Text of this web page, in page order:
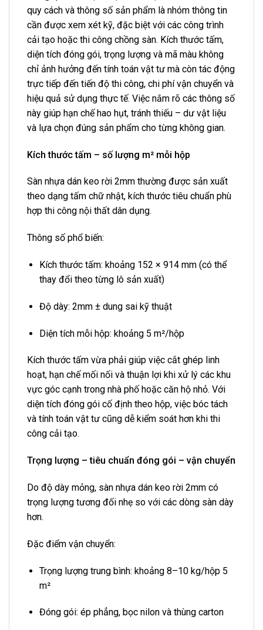
quy cách và thông số sản phẩm là nhóm thông tin
cần được xem xét kỹ, đặc biệt với các công trình
cải tạo hoặc thi công chồng sàn. Kích thước tấm,
diện tích đóng gói, trọng lượng và mã màu không
chỉ ảnh hưởng đến tính toán vật tư mà còn tác động
trực tiếp đến tiến độ thi công, chi phí vận chuyển và
hiệu quả sử dụng thực tế. Việc nắm rõ các thông số
này giúp hạn chế hao hụt, tránh thiếu – dư vật liệu
và lựa chọn đúng sản phẩm cho từng không gian.
Kích thước tấm – số lượng m² mỗi hộp
Sàn nhựa dán keo rời 2mm thường được sản xuất
theo dạng tấm chữ nhật, kích thước tiêu chuẩn phù
hợp thi công nội thất dân dụng.
Thông số phổ biến:
Kích thước tấm: khoảng 152 × 914 mm (có thể
thay đổi theo từng lô sản xuất)
Độ dày: 2mm ± dung sai kỹ thuật
Diện tích mỗi hộp: khoảng 5 m²/hộp
Kích thước tấm vừa phải giúp việc cắt ghép linh
hoạt, hạn chế mối nối và thuận lợi khi xử lý các khu
vực góc cạnh trong nhà phố hoặc căn hộ nhỏ. Với
diện tích đóng gói cố định theo hộp, việc bóc tách
và tính toán vật tư cũng dễ kiểm soát hơn khi thi
công cải tạo.
Trọng lượng – tiêu chuẩn đóng gói – vận chuyển
Do độ dày mỏng, sàn nhựa dán keo rời 2mm có
trọng lượng tương đối nhẹ so với các dòng sàn dày
hơn.
Đặc điểm vận chuyển:
Trọng lượng trung bình: khoảng 8–10 kg/hộp 5
m²
Đóng gói: ép phẳng, bọc nilon và thùng carton